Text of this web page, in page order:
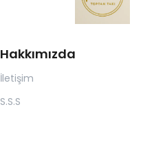
Hakkımızda
İletişim
S.S.S